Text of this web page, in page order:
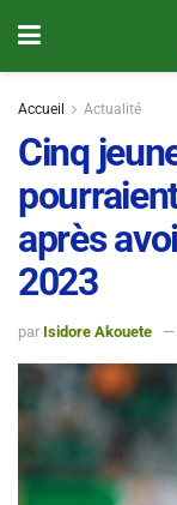
Accueil Actualité
Cinq
après
2023
par Isidore Akouete